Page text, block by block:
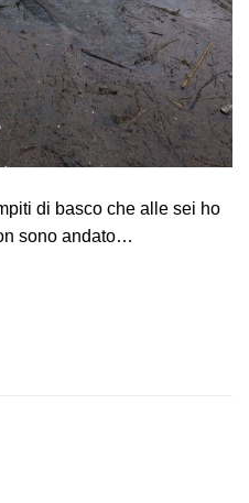
di basco che alle sei ho
sono andato…